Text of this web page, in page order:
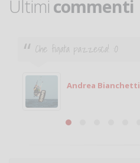
Ultimi commenti
Ciao. Sono a Treviglio da
giocare. Se sei in zona e
Michele